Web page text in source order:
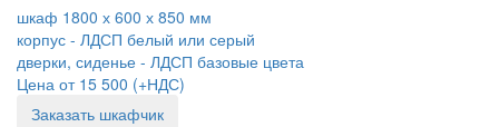
шкаф 1800 х 600 х 850 мм
корпус - ЛДСП белый или серый
дверки, сиденье - ЛДСП базовые цвета
Цена от 15 500 (+НДС)
Заказать шкафчик